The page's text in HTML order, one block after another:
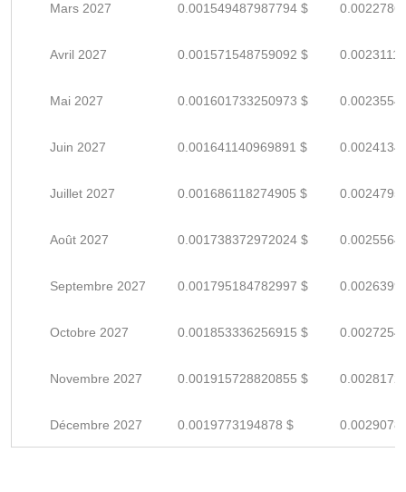
Mars 2027 0.001549487987794 $
Avril 2027 0.001571548759092 $
Mai 2027 0.001601733250973 $
Juin 2027 0.001641140969891 $
Juillet 2027 0.001686118274905 $
Août 2027 0.001738372972024 $
Septembre 2027 0.001795184782997 $
Octobre 2027 0.001853336256915 $
Novembre 2027 0.001915728820855 $
Décembre 2027 0.0019773194878 $